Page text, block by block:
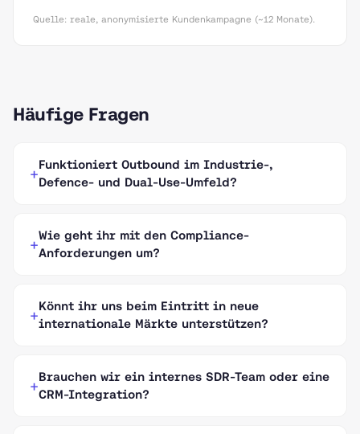
Quelle: reale, anonymisierte Kundenkampagne (~12 Monate).
Häufige Fragen
Funktioniert Outbound im Industrie-,
Defence- und Dual-Use-Umfeld?
Wie geht ihr mit den Compliance-
Anforderungen um?
Könnt ihr uns beim Eintritt in neue
internationale Märkte unterstützen?
Brauchen wir ein internes SDR-Team oder eine
CRM-Integration?